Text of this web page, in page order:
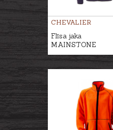
CHEVALIER
Flīsa jaka
MAINSTONE